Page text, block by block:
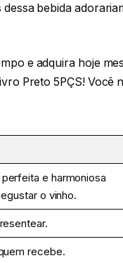
bebida
e adquira hoje
Preto 5PÇS! Você
e harmoniosa
o vinho.
recebe.